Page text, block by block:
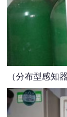
（分布型感知